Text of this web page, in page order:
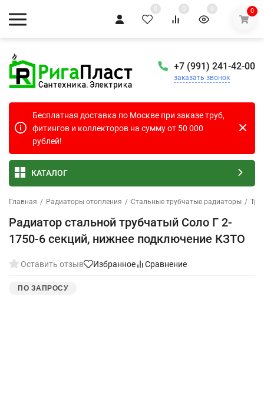
0 0 0 0
+7 (991) 241-42-00
заказать звонок
Бесплатная доставка по Москве при заказе труб,
фитингов и коллекторов на сумму от 50 000
рублей!
КАТАЛОГ
Главная / Радиаторы отопления / Стальные трубчатые радиаторы /
Радиатор стальной трубчатый Соло Г 2-
1750-6 секций, нижнее подключение КЗТО
Оставить отзыв Избранное Сравнение
ПО ЗАПРОСУ